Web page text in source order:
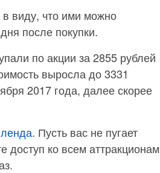
виду, что ими можно
после покупки.
по акции за 2855 рублей
выросла до 3331
2017 года, далее скорее
. Пусть вас не пугает
доступ ко всем аттракционам